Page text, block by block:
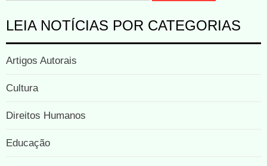
LEIA NOTÍCIAS POR CATEGORIAS
Artigos Autorais
Cultura
Direitos Humanos
Educação